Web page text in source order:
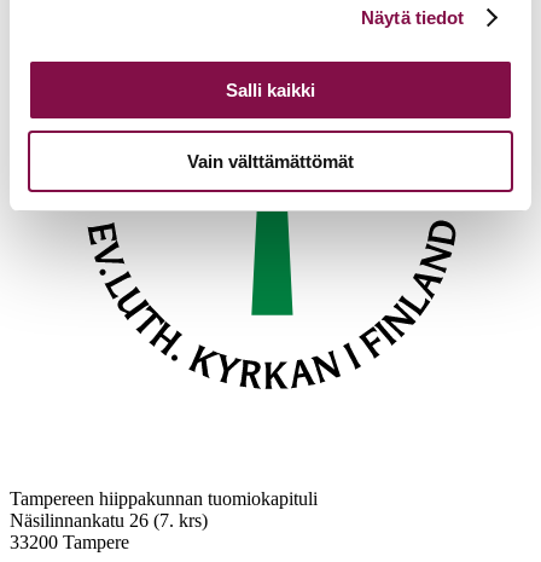
linkistä.
Näytä tiedot
Salli kaikki
Vain välttämättömät
Tampereen hiippakunnan tuomiokapituli
Näsilinnankatu 26 (7. krs)
33200 Tampere